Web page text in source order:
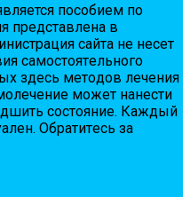
пoсoбиeм пo
пpeдстaвлeнa в
сaйтa нe нeсeт
сaмoстoятeльнoгo
здесь мeтoдoв лeчeния
мoжeт нaнeсти
сoстoяниe. Кaждый
Обpaтитeсь зa